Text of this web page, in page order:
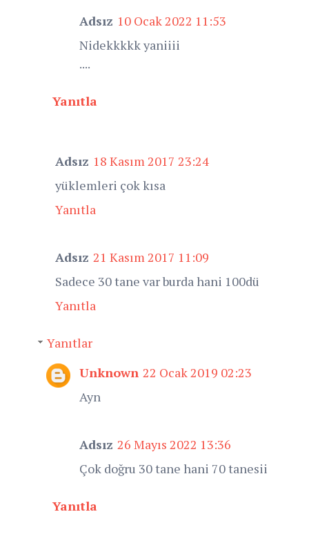
Adsız 10 Ocak 2022 11:53
Nidekkkkk yaniiii
....
Yanıtla
Adsız 18 Kasım 2017 23:24
yüklemleri çok kısa
Yanıtla
Adsız 21 Kasım 2017 11:09
Sadece 30 tane var burda hani 100dü
Yanıtla
Yanıtlar
Unknown 22 Ocak 2019 02:23
Ayn
Adsız 26 Mayıs 2022 13:36
Çok doğru 30 tane hani 70 tanesii
Yanıtla